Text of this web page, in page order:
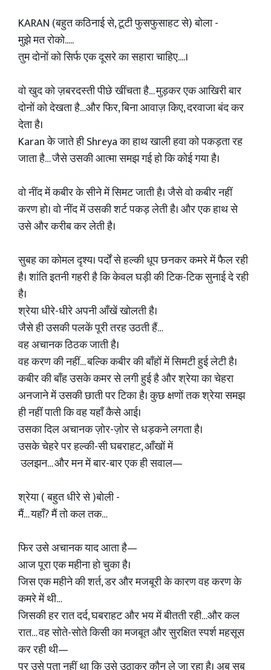
KARAN (बहुत कठिनाई से, टूटी फुसफुसाहट से) बोला -
मुझे मत रोको.....
तुम दोनों को सिर्फ एक दूसरे का सहारा चाहिए....।
वो खुद को ज़बरदस्ती पीछे खींचता है… मुड़कर एक आखिरी बार
दोनों को देखता है…और फिर, बिना आवाज़ किए, दरवाजा बंद कर
देता है।
Karan के जाते ही Shreya का हाथ खाली हवा को पकड़ता रह
जाता है… जैसे उसकी आत्मा समझ गई हो कि कोई गया है।
वो नींद में कबीर के सीने में सिमट जाती है। जैसे वो कबीर नहीं
करण हो। वो नींद में उसकी शर्ट पकड़ लेती है। और एक हाथ से
उसे और करीब कर लेती है।
सुबह का कोमल दृश्य। पर्दों से हल्की धूप छनकर कमरे में फैल रही
है। शांति इतनी गहरी है कि केवल घड़ी की टिक-टिक सुनाई दे रही
है।
श्रेया धीरे-धीरे अपनी आँखें खोलती है।
जैसे ही उसकी पलकें पूरी तरह उठती हैं…
वह अचानक ठिठक जाती है।
वह करण की नहीं… बल्कि कबीर की बाँहों में सिमटी हुई लेटी है।
कबीर की बाँह उसके कमर से लगी हुई है और श्रेया का चेहरा
अनजाने में उसकी छाती पर टिका है। कुछ क्षणों तक श्रेया समझ
ही नहीं पाती कि वह यहाँ कैसे आई।
उसका दिल अचानक ज़ोर-ज़ोर से धड़कने लगता है।
उसके चेहरे पर हल्की-सी घबराहट, आँखों में
उलझन… और मन में बार-बार एक ही सवाल—
श्रेया ( बहुत धीरे से )बोली -
मैं… यहाँ? मैं तो कल तक…
फिर उसे अचानक याद आता है—
आज पूरा एक महीना हो चुका है।
जिस एक महीने की शर्त, डर और मजबूरी के कारण वह करण के
कमरे में थी…
जिसकी हर रात दर्द, घबराहट और भय में बीतती रही…और कल
रात… वह सोते-सोते किसी का मजबूत और सुरक्षित स्पर्श महसूस
कर रही थी—